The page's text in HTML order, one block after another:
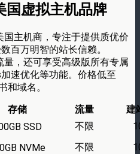
虚拟主机品牌
主机商，专注于提供质优价
百万明智的站长信赖。
，还可享受高级版所有专属
速优化等功能。价格低至
和域名。
存储 流量
建
SSD 不限
NVMe 不限